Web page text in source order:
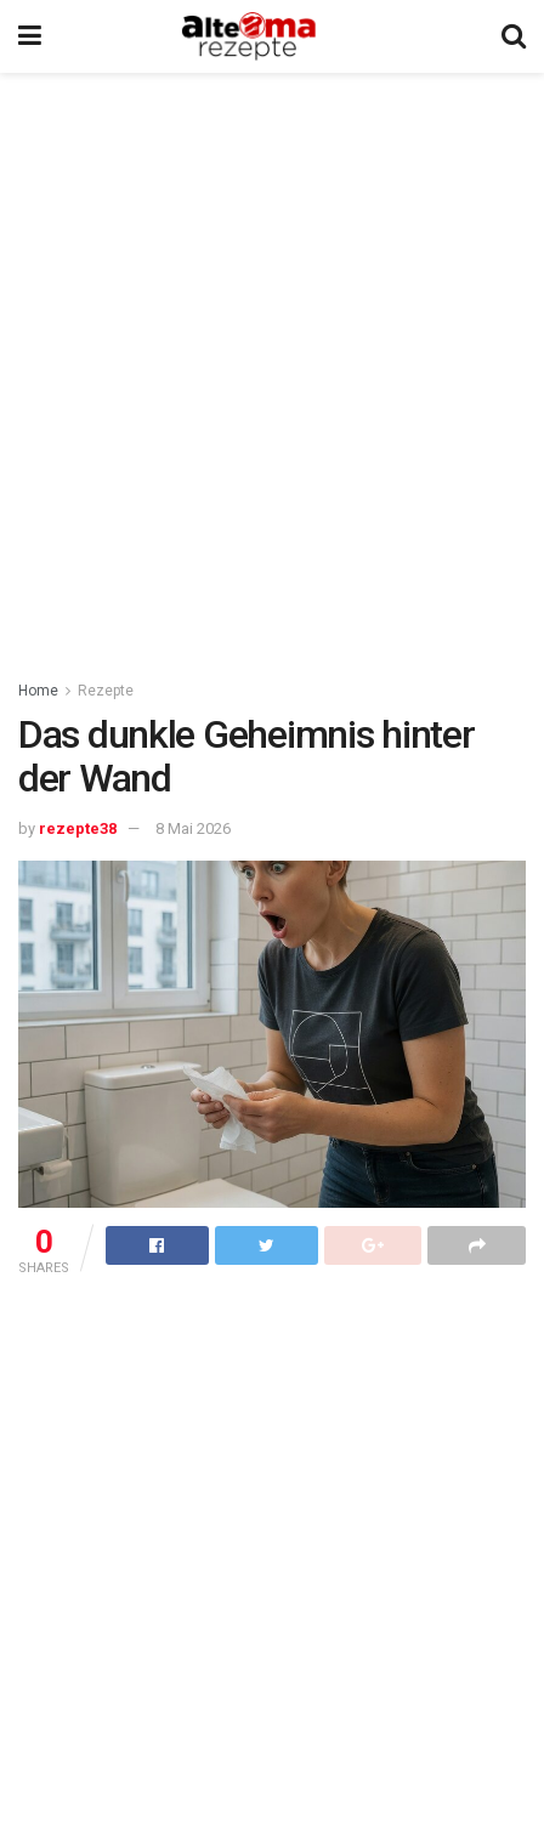
Home Rezepte
Das dunkle Geheimnis hinter
der Wand
by rezepte38 8 Mai 2026
0
SHARES